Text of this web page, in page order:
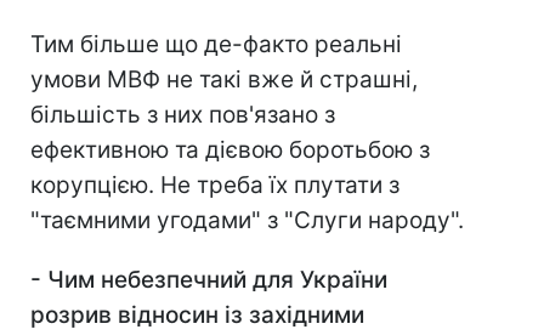
Тим більше що де-факто реальні
умови МВФ не такі вже й страшні,
більшість з них пов'язано з
ефективною та дієвою боротьбою з
корупцією. Не треба їх плутати з
"таємними угодами" з "Слуги народу".
- Чим небезпечний для України
розрив відносин із західними